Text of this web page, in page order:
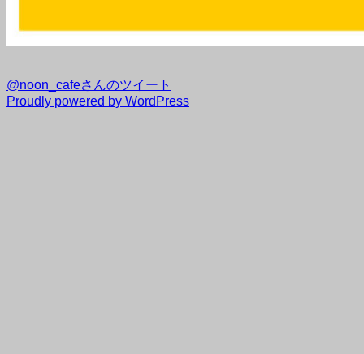
@noon_cafeさんのツイート
Proudly powered by WordPress